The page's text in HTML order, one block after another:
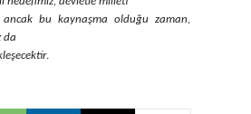
ancak bu kaynaşma olduğu zaman,
da
.